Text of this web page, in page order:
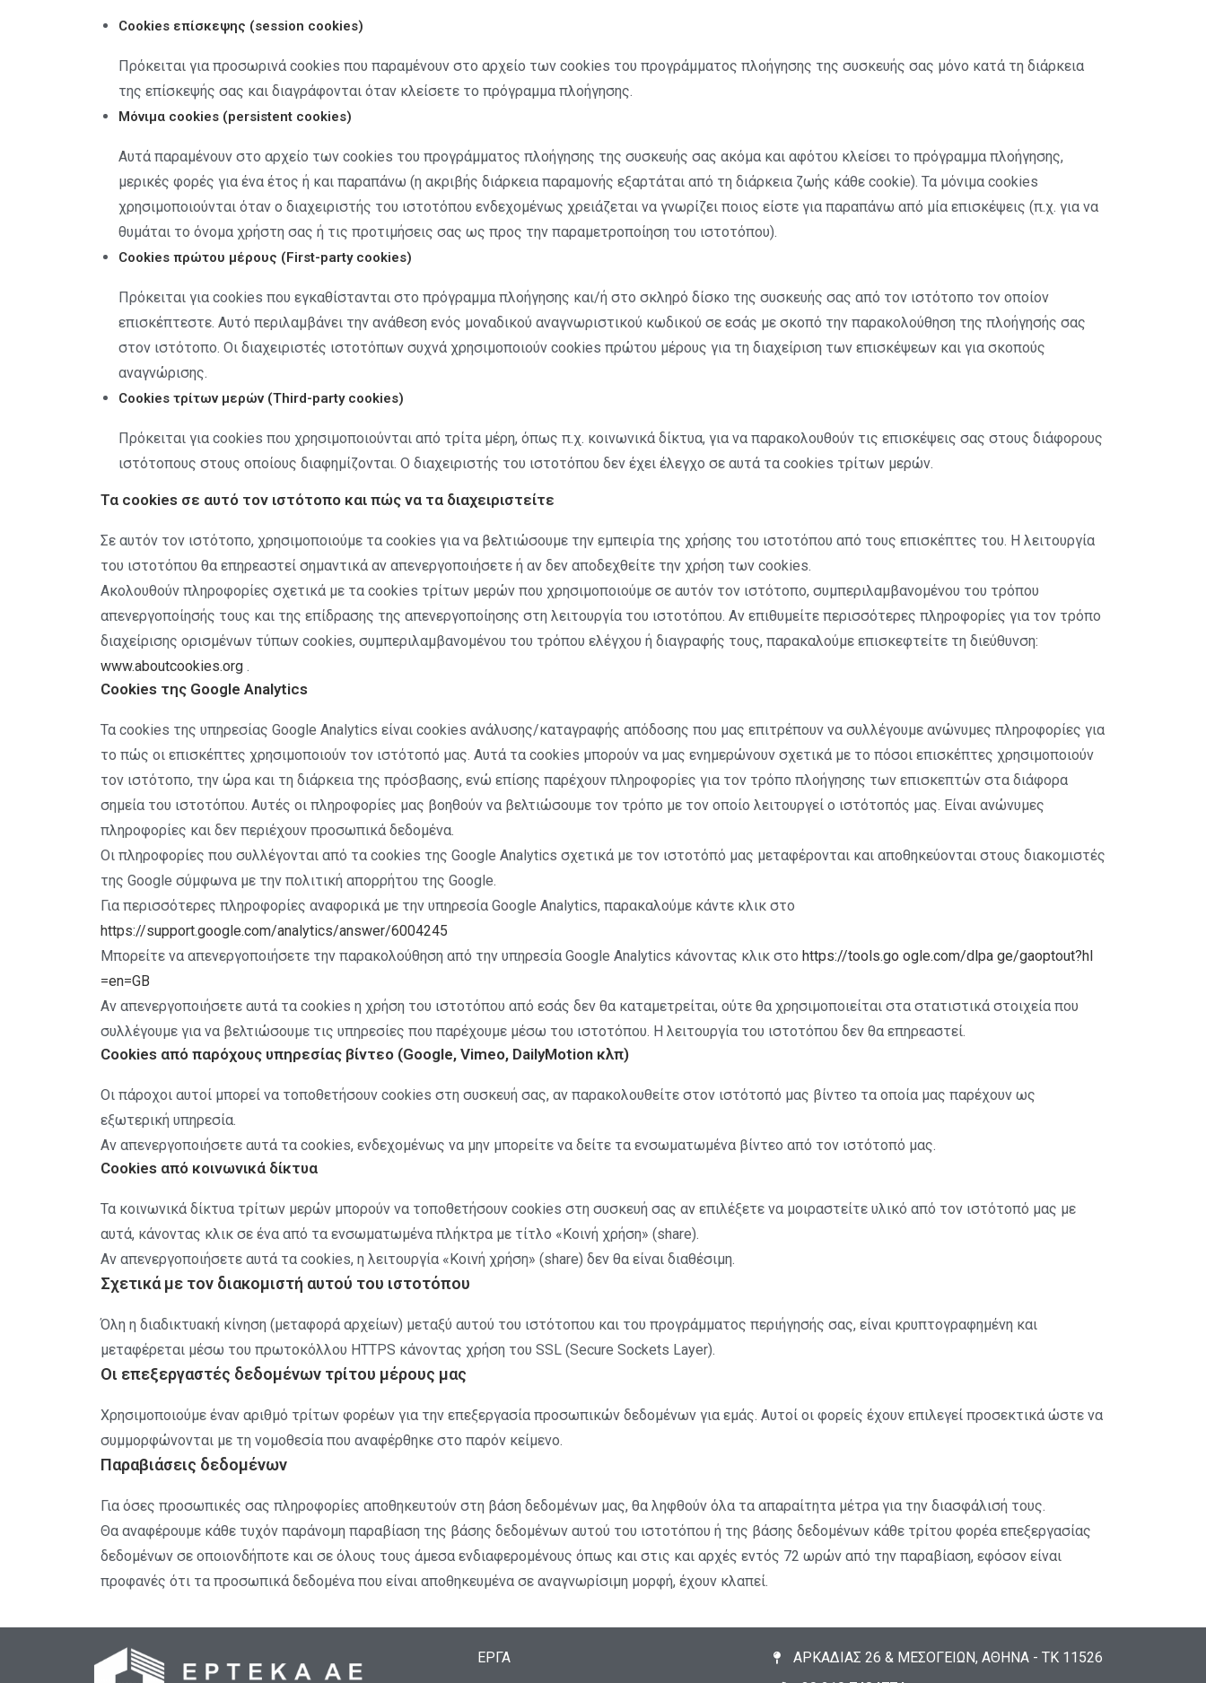
Cookies επίσκεψης (session cookies)
Πρόκειται για προσωρινά cookies που παραμένουν στο αρχείο των cookies του προγράμματος πλοήγησης της συσκευής σας μόνο κατά τη διάρκεια
της επίσκεψής σας και διαγράφονται όταν κλείσετε το πρόγραμμα πλοήγησης.
Μόνιμα cookies (persistent cookies)
Αυτά παραμένουν στο αρχείο των cookies του προγράμματος πλοήγησης της συσκευής σας ακόμα και αφότου κλείσει το πρόγραμμα πλοήγησης,
μερικές φορές για ένα έτος ή και παραπάνω (η ακριβής διάρκεια παραμονής εξαρτάται από τη διάρκεια ζωής κάθε cookie). Τα μόνιμα cookies
χρησιμοποιούνται όταν ο διαχειριστής του ιστοτόπου ενδεχομένως χρειάζεται να γνωρίζει ποιος είστε για παραπάνω από μία επισκέψεις (π.χ. για να
θυμάται το όνομα χρήστη σας ή τις προτιμήσεις σας ως προς την παραμετροποίηση του ιστοτόπου).
Cookies πρώτου μέρους (First-party cookies)
Πρόκειται για cookies που εγκαθίστανται στο πρόγραμμα πλοήγησης και/ή στο σκληρό δίσκο της συσκευής σας από τον ιστότοπο τον οποίον
επισκέπτεστε. Αυτό περιλαμβάνει την ανάθεση ενός μοναδικού αναγνωριστικού κωδικού σε εσάς με σκοπό την παρακολούθηση της πλοήγησής σας
στον ιστότοπο. Οι διαχειριστές ιστοτόπων συχνά χρησιμοποιούν cookies πρώτου μέρους για τη διαχείριση των επισκέψεων και για σκοπούς
αναγνώρισης.
Cookies τρίτων μερών (Third-party cookies)
Πρόκειται για cookies που χρησιμοποιούνται από τρίτα μέρη, όπως π.χ. κοινωνικά δίκτυα, για να παρακολουθούν τις επισκέψεις σας στους διάφορους
ιστότοπους στους οποίους διαφημίζονται. Ο διαχειριστής του ιστοτόπου δεν έχει έλεγχο σε αυτά τα cookies τρίτων μερών.
Τα cookies σε αυτό τον ιστότοπο και πώς να τα διαχειριστείτε
Σε αυτόν τον ιστότοπο, χρησιμοποιούμε τα cookies για να βελτιώσουμε την εμπειρία της χρήσης του ιστοτόπου από τους επισκέπτες του. Η λειτουργία
του ιστοτόπου θα επηρεαστεί σημαντικά αν απενεργοποιήσετε ή αν δεν αποδεχθείτε την χρήση των cookies.
Ακολουθούν πληροφορίες σχετικά με τα cookies τρίτων μερών που χρησιμοποιούμε σε αυτόν τον ιστότοπο, συμπεριλαμβανομένου του τρόπου
απενεργοποίησής τους και της επίδρασης της απενεργοποίησης στη λειτουργία του ιστοτόπου. Αν επιθυμείτε περισσότερες πληροφορίες για τον τρόπο
διαχείρισης ορισμένων τύπων cookies, συμπεριλαμβανομένου του τρόπου ελέγχου ή διαγραφής τους, παρακαλούμε επισκεφτείτε τη διεύθυνση:
www.aboutcookies.org .
Cookies της Google Analytics
Τα cookies της υπηρεσίας Google Analytics είναι cookies ανάλυσης/καταγραφής απόδοσης που μας επιτρέπουν να συλλέγουμε ανώνυμες πληροφορίες για
το πώς οι επισκέπτες χρησιμοποιούν τον ιστότοπό μας. Αυτά τα cookies μπορούν να μας ενημερώνουν σχετικά με το πόσοι επισκέπτες χρησιμοποιούν
τον ιστότοπο, την ώρα και τη διάρκεια της πρόσβασης, ενώ επίσης παρέχουν πληροφορίες για τον τρόπο πλοήγησης των επισκεπτών στα διάφορα
σημεία του ιστοτόπου. Αυτές οι πληροφορίες μας βοηθούν να βελτιώσουμε τον τρόπο με τον οποίο λειτουργεί ο ιστότοπός μας. Είναι ανώνυμες
πληροφορίες και δεν περιέχουν προσωπικά δεδομένα.
Οι πληροφορίες που συλλέγονται από τα cookies της Google Analytics σχετικά με τον ιστοτόπό μας μεταφέρονται και αποθηκεύονται στους διακομιστές
της Google σύμφωνα με την πολιτική απορρήτου της Google.
Για περισσότερες πληροφορίες αναφορικά με την υπηρεσία Google Analytics, παρακαλούμε κάντε κλικ στο
https://support.google.com/analytics/answer/6004245
Μπορείτε να απενεργοποιήσετε την παρακολούθηση από την υπηρεσία Google Analytics κάνοντας κλικ στο https://tools.go ogle.com/dlpa ge/gaoptout?hl
=en=GB
Αν απενεργοποιήσετε αυτά τα cookies η χρήση του ιστοτόπου από εσάς δεν θα καταμετρείται, ούτε θα χρησιμοποιείται στα στατιστικά στοιχεία που
συλλέγουμε για να βελτιώσουμε τις υπηρεσίες που παρέχουμε μέσω του ιστοτόπου. Η λειτουργία του ιστοτόπου δεν θα επηρεαστεί.
Cookies από παρόχους υπηρεσίας βίντεο (Google, Vimeo, DailyMotion κλπ)
Οι πάροχοι αυτοί μπορεί να τοποθετήσουν cookies στη συσκευή σας, αν παρακολουθείτε στον ιστότοπό μας βίντεο τα οποία μας παρέχουν ως
εξωτερική υπηρεσία.
Αν απενεργοποιήσετε αυτά τα cookies, ενδεχομένως να μην μπορείτε να δείτε τα ενσωματωμένα βίντεο από τον ιστότοπό μας.
Cookies από κοινωνικά δίκτυα
Τα κοινωνικά δίκτυα τρίτων μερών μπορούν να τοποθετήσουν cookies στη συσκευή σας αν επιλέξετε να μοιραστείτε υλικό από τον ιστότοπό μας με
αυτά, κάνοντας κλικ σε ένα από τα ενσωματωμένα πλήκτρα με τίτλο «Κοινή χρήση» (share).
Αν απενεργοποιήσετε αυτά τα cookies, η λειτουργία «Κοινή χρήση» (share) δεν θα είναι διαθέσιμη.
Σχετικά με τον διακομιστή αυτού του ιστοτόπου
Όλη η διαδικτυακή κίνηση (μεταφορά αρχείων) μεταξύ αυτού του ιστότοπου και του προγράμματος περιήγησής σας, είναι κρυπτογραφημένη και
μεταφέρεται μέσω του πρωτοκόλλου HTTPS κάνοντας χρήση του SSL (Secure Sockets Layer).
Οι επεξεργαστές δεδομένων τρίτου μέρους μας
Χρησιμοποιούμε έναν αριθμό τρίτων φορέων για την επεξεργασία προσωπικών δεδομένων για εμάς. Αυτοί οι φορείς έχουν επιλεγεί προσεκτικά ώστε να
συμμορφώνονται με τη νομοθεσία που αναφέρθηκε στο παρόν κείμενο.
Παραβιάσεις δεδομένων
Για όσες προσωπικές σας πληροφορίες αποθηκευτούν στη βάση δεδομένων μας, θα ληφθούν όλα τα απαραίτητα μέτρα για την διασφάλισή τους.
Θα αναφέρουμε κάθε τυχόν παράνομη παραβίαση της βάσης δεδομένων αυτού του ιστοτόπου ή της βάσης δεδομένων κάθε τρίτου φορέα επεξεργασίας
δεδομένων σε οποιονδήποτε και σε όλους τους άμεσα ενδιαφερομένους όπως και στις και αρχές εντός 72 ωρών από την παραβίαση, εφόσον είναι
προφανές ότι τα προσωπικά δεδομένα που είναι αποθηκευμένα σε αναγνωρίσιμη μορφή, έχουν κλαπεί.
ΕΡΓΑ
ΑΡΚΑΔΙΑΣ 26 & ΜΕΣΟΓΕΙΩΝ, ΑΘΗΝΑ - ΤΚ 11526